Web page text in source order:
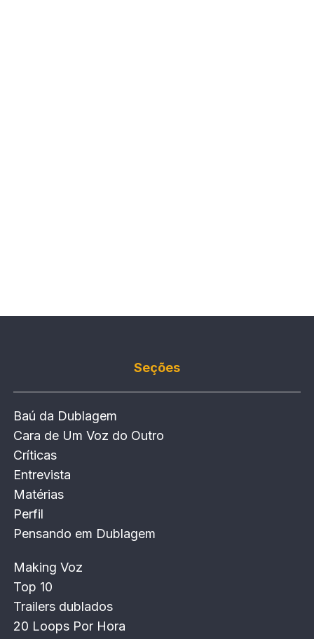
Seções
Baú da Dublagem
Cara de Um Voz do Outro
Críticas
Entrevista
Matérias
Perfil
Pensando em Dublagem
Making Voz
Top 10
Trailers dublados
20 Loops Por Hora